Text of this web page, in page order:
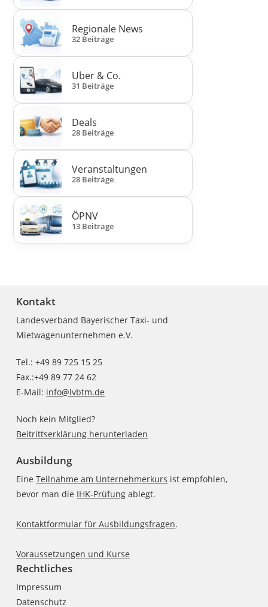
Regionale News
32 Beiträge
Uber & Co.
31 Beiträge
Deals
28 Beiträge
Veranstaltungen
28 Beiträge
ÖPNV
13 Beiträge
Kontakt
Landesverband Bayerischer Taxi- und
Mietwagenunternehmen e.V.
Tel.: +49 89 725 15 25
Fax.:+49 89 77 24 62
E-Mail: info@lvbtm.de
Noch kein Mitglied?
Beitrittserklärung herunterladen
Ausbildung
EineTeilnahme am Unternehmerkurs ist empfohlen,
bevor man die IHK-Prüfung ablegt.
Kontaktformular für Ausbildungsfragen.
Voraussetzungen und Kurse
Rechtliches
Impressum
Datenschutz